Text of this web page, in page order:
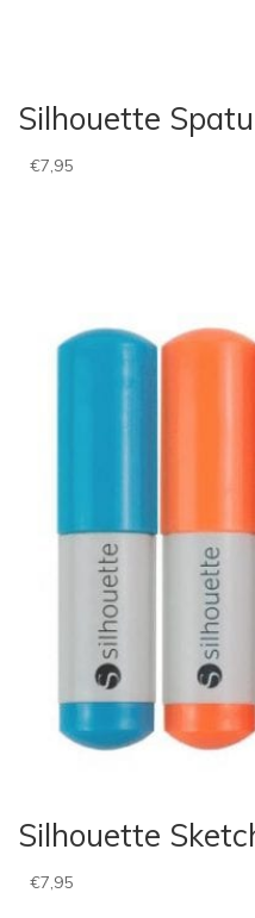
Silhouette
€7,95
Silhouette
€7,95